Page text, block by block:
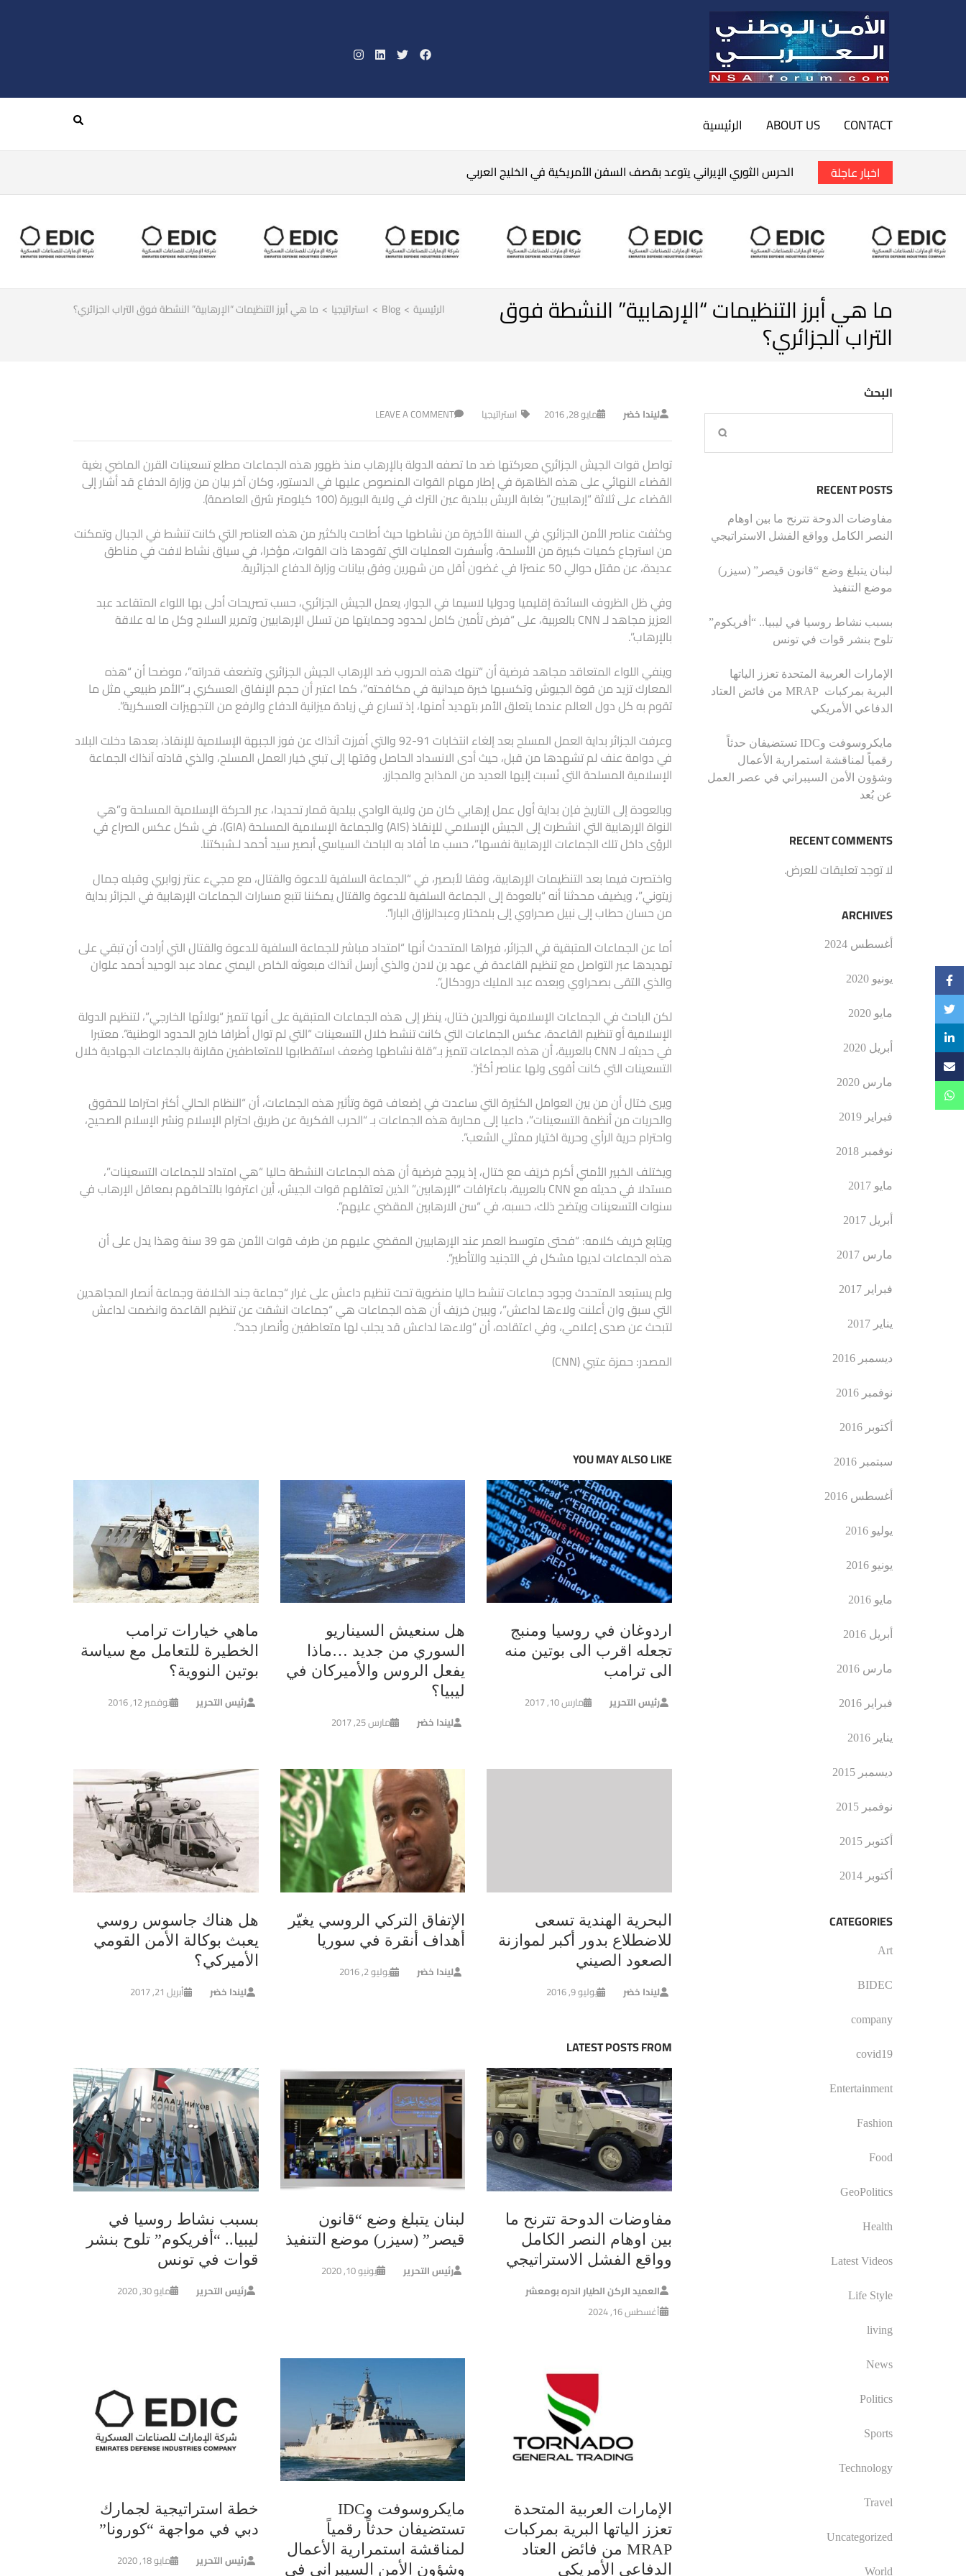
CONTACT
ABOUT US الرئيسية
اخبار عاجلة الحرس الثوري الإيراني يتوعد بقصف السفن الأمريكية في الخليج العربي
الرئيسية >
Blog
> استراتيجيا > ما هي أبرز التنظيمات “الإرهابية” النشطة فوق التراب الجزائري؟ ما هي أبرز التنظيمات “الإرهابية” النشطة فوق
التراب الجزائري؟
ليندا خضر مايو 28, 2016 استراتيجيا LEAVE A COMMENT
تواصل قوات الجيش الجزائري معركتها ضد ما تصفه الدولة بالإرهاب منذ ظهور هذه الجماعات مطلع تسعينات القرن الماضي بغية
القضاء النهائي على هذه الظاهرة في إطار مهام القوات المنصوص عليها في الدستور، وكان آخر بيان من وزارة الدفاع قد أشار إلى
القضاء على ثلاثة “إرهابيين” بغابة الريش ببلدية عين الترك في ولاية البويرة (100 كيلومتر شرق العاصمة).
وكثفت عناصر الأمن الجزائري في السنة الأخيرة من نشاطها حيث أطاحت بالكثير من هذه العناصر التي كانت تنشط في الجبال وتمكنت
من استرجاع كميات كبيرة من الأسلحة، وأسفرت العمليات التي تقودها ذات القوات، مؤخرا، في سياق نشاط لافت في مناطق
عديدة، عن مقتل حوالي 50 عنصرًا في غضون أقل من شهرين وفق بيانات وزارة الدفاع الجزائرية.
وفي ظل الظروف السائدة إقليميا ودوليا لاسيما في الجوار، يعمل الجيش الجزائري، حسب تصريحات أدلى بها اللواء المتقاعد عبد
العزيز مجاهد لـ CNN بالعربية، على “فرض تأمين كامل لحدود وحمايتها من تسلل الإرهابيين وتمرير السلاح وكل ما له علاقة
بالإرهاب”.
وينفي اللواء المتعاقد مجاهد فرضية أن “تنهك هذه الحروب ضد الإرهاب الجيش الجزائري وتضعف قدراته”، موضحا أن “هذه
المعارك تزيد من قوة الجيوش وتكسبها خبرة ميدانية في مكافحته”، كما اعتبر أن حجم الإنفاق العسكري بـ”الأمر طبيعي مثل ما
تقوم به كل دول العالم عندما يتعلق الأمر بتهديد أمنها، إذ تسارع في زيادة ميزانية الدفاع والرفع من التجهيزات العسكرية”.
وعرفت الجزائر بداية العمل المسلح بعد إلغاء انتخابات 91-92 والتي أفرزت آنذاك عن فوز الجبهة الإسلامية للإنقاذ، بعدها دخلت البلاد
في دوامة عنف لم تشهدها من قبل، حيث أدى الانسداد الحاصل وقتها إلى تبني خيار العمل المسلح، والذي قادته آنذاك الجماعة
الإسلامية المسلحة التي نُسبت إليها العديد من المذابح والمجازر.
وبالعودة إلى التاريخ فإن بداية أول عمل إرهابي كان من ولاية الوادي ببلدية قمار تحديدا، عبر الحركة الإسلامية المسلحة و”هي
النواة الإرهابية التي انشطرت إلى الجيش الإسلامي للإنقاذ (AIS) والجماعة الإسلامية المسلحة (GIA)، في شكل عكس الصراع في
الرؤى داخل تلك الجماعات الإرهابية نفسها”، حسب ما أفاد به الباحث السياسي أبصير سيد أحمد لـشبكتنا.
واختصرت فيما بعد التنظيمات الإرهابية، وفقا لأبصير، في “الجماعة السلفية للدعوة والقتال، مع مجيء عنتر زوابري وقبله جمال
زيتوني”، ويضيف محدثنا أنه “بالعودة إلى الجماعة السلفية للدعوة والقتال يمكننا تتبع مسارات الجماعات الإرهابية في الجزائر بداية
من حسان حطاب إلى نبيل صحراوي إلى بلمختار وعبدالرزاق البارا”.
أما عن الجماعات المتبقية في الجزائر، فيراها المتحدث أنها “امتداد مباشر للجماعة السلفية للدعوة والقتال التي أرادت أن تبقي على
تهديدها عبر التواصل مع تنظيم القاعدة في عهد بن لادن والذي أرسل آنذاك مبعوثه الخاص اليمني عماد عبد الوحيد أحمد علوان
والذي التقى بصحراوي وبعده عبد المليك درودكال”.
لكن الباحث في الجماعات الإسلامية نورالدين ختال، ينظر إلى هذه الجماعات المتبقية على أنها تتميز “بولائها الخارجي”، لتنظيم الدولة
الإسلامية أو تنظيم القاعدة، عكس الجماعات التي كانت تنشط خلال التسعينات “التي لم توال أطرافا خارج الحدود الوطنية”. معتبرا
في حديثه لـ CNN بالعربية، أن هذه الجماعات تتميز بـ”قلة نشاطها وضعف استقطابها للمتعاطفين مقارنة بالجماعات الجهادية خلال
التسعينات التي كانت أقوى ولها عناصر أكثر”.
ويرى ختال أن من بين العوامل الكثيرة التي ساعدت في إضعاف قوة وتأثير هذه الجماعات، أن “النظام الحالي أكثر احتراما للحقوق
والحريات من أنظمة التسعينات”، داعيا إلى محاربة هذه الجماعات بـ “الحرب الفكرية عن طريق احترام الإسلام ونشر الإسلام الصحيح،
واحترام حرية الرأي وحرية اختيار ممثلي الشعب”.
ويختلف الخبير الأمني أكرم خريَف مع ختال، إذ يرجح فرضية أن هذه الجماعات النشطة حاليا “هي امتداد للجماعات التسعينات”،
مستدلا في حديثه مع CNN بالعربية، باعترافات “الإرهابين” الذين تعتقلهم قوات الجيش، أين اعترفوا بالتحاقهم بمعاقل الإرهاب في
سنوات التسعينات ويتضح ذلك، حسبه، في “سن الارهابين المقضي عليهم”.
ويتابع خريف كلامه: “فحتى متوسط العمر عند الإرهابيين المقضي عليهم من طرف قوات الأمن هو 39 سنة وهذا يدل على أن
هذه الجماعات لديها مشكل في التجنيد والتأطير”.
ولم يستبعد المتحدث وجود جماعات تنشط حاليا منضوية تحت تنظيم داعش على غرار “جماعة جند الخلافة وجماعة أنصار المجاهدين
التي سبق وان أعلنت ولاءها لداعش”، ويبين خريَف أن هذه الجماعات هي “جماعات انشقت عن تنظيم القاعدة وانضمت لداعش
لتبحث عن صدى إعلامي، وفي اعتقاده، أن “ولاءها لداعش قد يجلب لها متعاطفين وأنصار جدد”.
المصدر: حمزة عتبي (CNN)
YOU MAY ALSO LIKE
اردوغان في روسيا ومنبج
تجعله اقرب الى بوتين منه
الى ترامب
رئيس التحرير مارس 10, 2017
هل سنعيش السيناريو
السوري من جديد …ماذا
يفعل الروس والأميركان في
ليبيا؟
ليندا خضر مارس 25, 2017
ماهي خيارات ترامب
الخطيرة للتعامل مع سياسة
بوتين النووية؟
رئيس التحرير نوفمبر 12, 2016
البحرية الهندية تسعى
للاضطلاع بدور أكبر لموازنة
الصعود الصيني
ليندا خضر يوليو 9, 2016
الإتفاق التركي الروسي يغيّر
أهداف أنقرة في سوريا
ليندا خضر يوليو 2, 2016
هل هناك جاسوس روسي
يعبث بوكالة الأمن القومي
الأميركي؟
ليندا خضر أبريل 21, 2017
LATEST POSTS FROM
مفاوضات الدوحة تترنح ما
بين اوهام النصر الكامل
وواقع الفشل الاستراتيجي
العميد الركن الطيار اندره بومعشر
أغسطس 16, 2024
لبنان يتبلغ وضع “قانون
قيصر” (سيزر) موضع التنفيذ
رئيس التحرير يونيو 10, 2020
بسبب نشاط روسيا في
ليبيا.. “أفريكوم” تلوح بنشر
قوات في تونس
رئيس التحرير مايو 30, 2020
الإمارات العربية المتحدة
تعزز الياتها البرية بمركبات
MRAP من فائض العتاد
الدفاعي الأمريكي
مايكروسوفت وIDC
تستضيفان حدثاً رقمياً
لمناقشة استمرارية الأعمال
وشؤون الأمن السيبراني في
خطة استراتيجية لجمارك
دبي في مواجهة “كورونا”
رئيس التحرير مايو 18, 2020
البحث
RECENT POSTS
مفاوضات الدوحة تترنح ما بين اوهام
النصر الكامل وواقع الفشل الاستراتيجي
لبنان يتبلغ وضع “قانون قيصر” (سيزر)
موضع التنفيذ
بسبب نشاط روسيا في ليبيا.. “أفريكوم”
تلوح بنشر قوات في تونس
الإمارات العربية المتحدة تعزز الياتها
البرية بمركبات MRAP من فائض العتاد
الدفاعي الأمريكي
مايكروسوفت وIDC تستضيفان حدثاً
رقمياً لمناقشة استمرارية الأعمال
وشؤون الأمن السيبراني في عصر العمل
عن بُعد
RECENT COMMENTS
لا توجد تعليقات للعرض.
ARCHIVES
أغسطس 2024
يونيو 2020
مايو 2020
أبريل 2020
مارس 2020
فبراير 2019
نوفمبر 2018
مايو 2017
أبريل 2017
مارس 2017
فبراير 2017
يناير 2017
ديسمبر 2016
نوفمبر 2016
أكتوبر 2016
سبتمبر 2016
أغسطس 2016
يوليو 2016
يونيو 2016
مايو 2016
أبريل 2016
مارس 2016
فبراير 2016
يناير 2016
ديسمبر 2015
نوفمبر 2015
أكتوبر 2015
أكتوبر 2014
CATEGORIES
Art
BIDEC
company
covid19
Entertainment
Fashion
Food
GeoPolitics
Health
Latest Videos
Life Style
living
News
Politics
Sports
Technology
Travel
Uncategorized
World